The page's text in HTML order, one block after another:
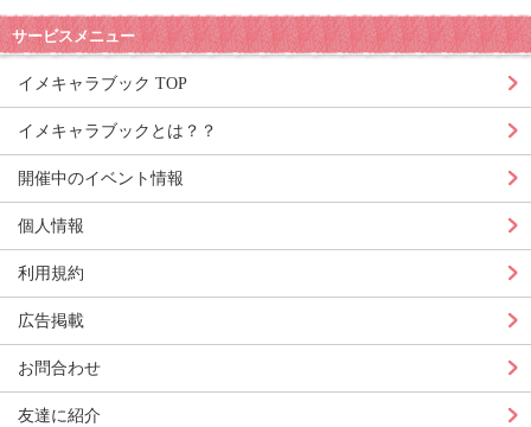
サービスメニュー
イメキャラブック TOP
イメキャラブックとは？？
開催中のイベント情報
個人情報
利用規約
広告掲載
お問合わせ
友達に紹介